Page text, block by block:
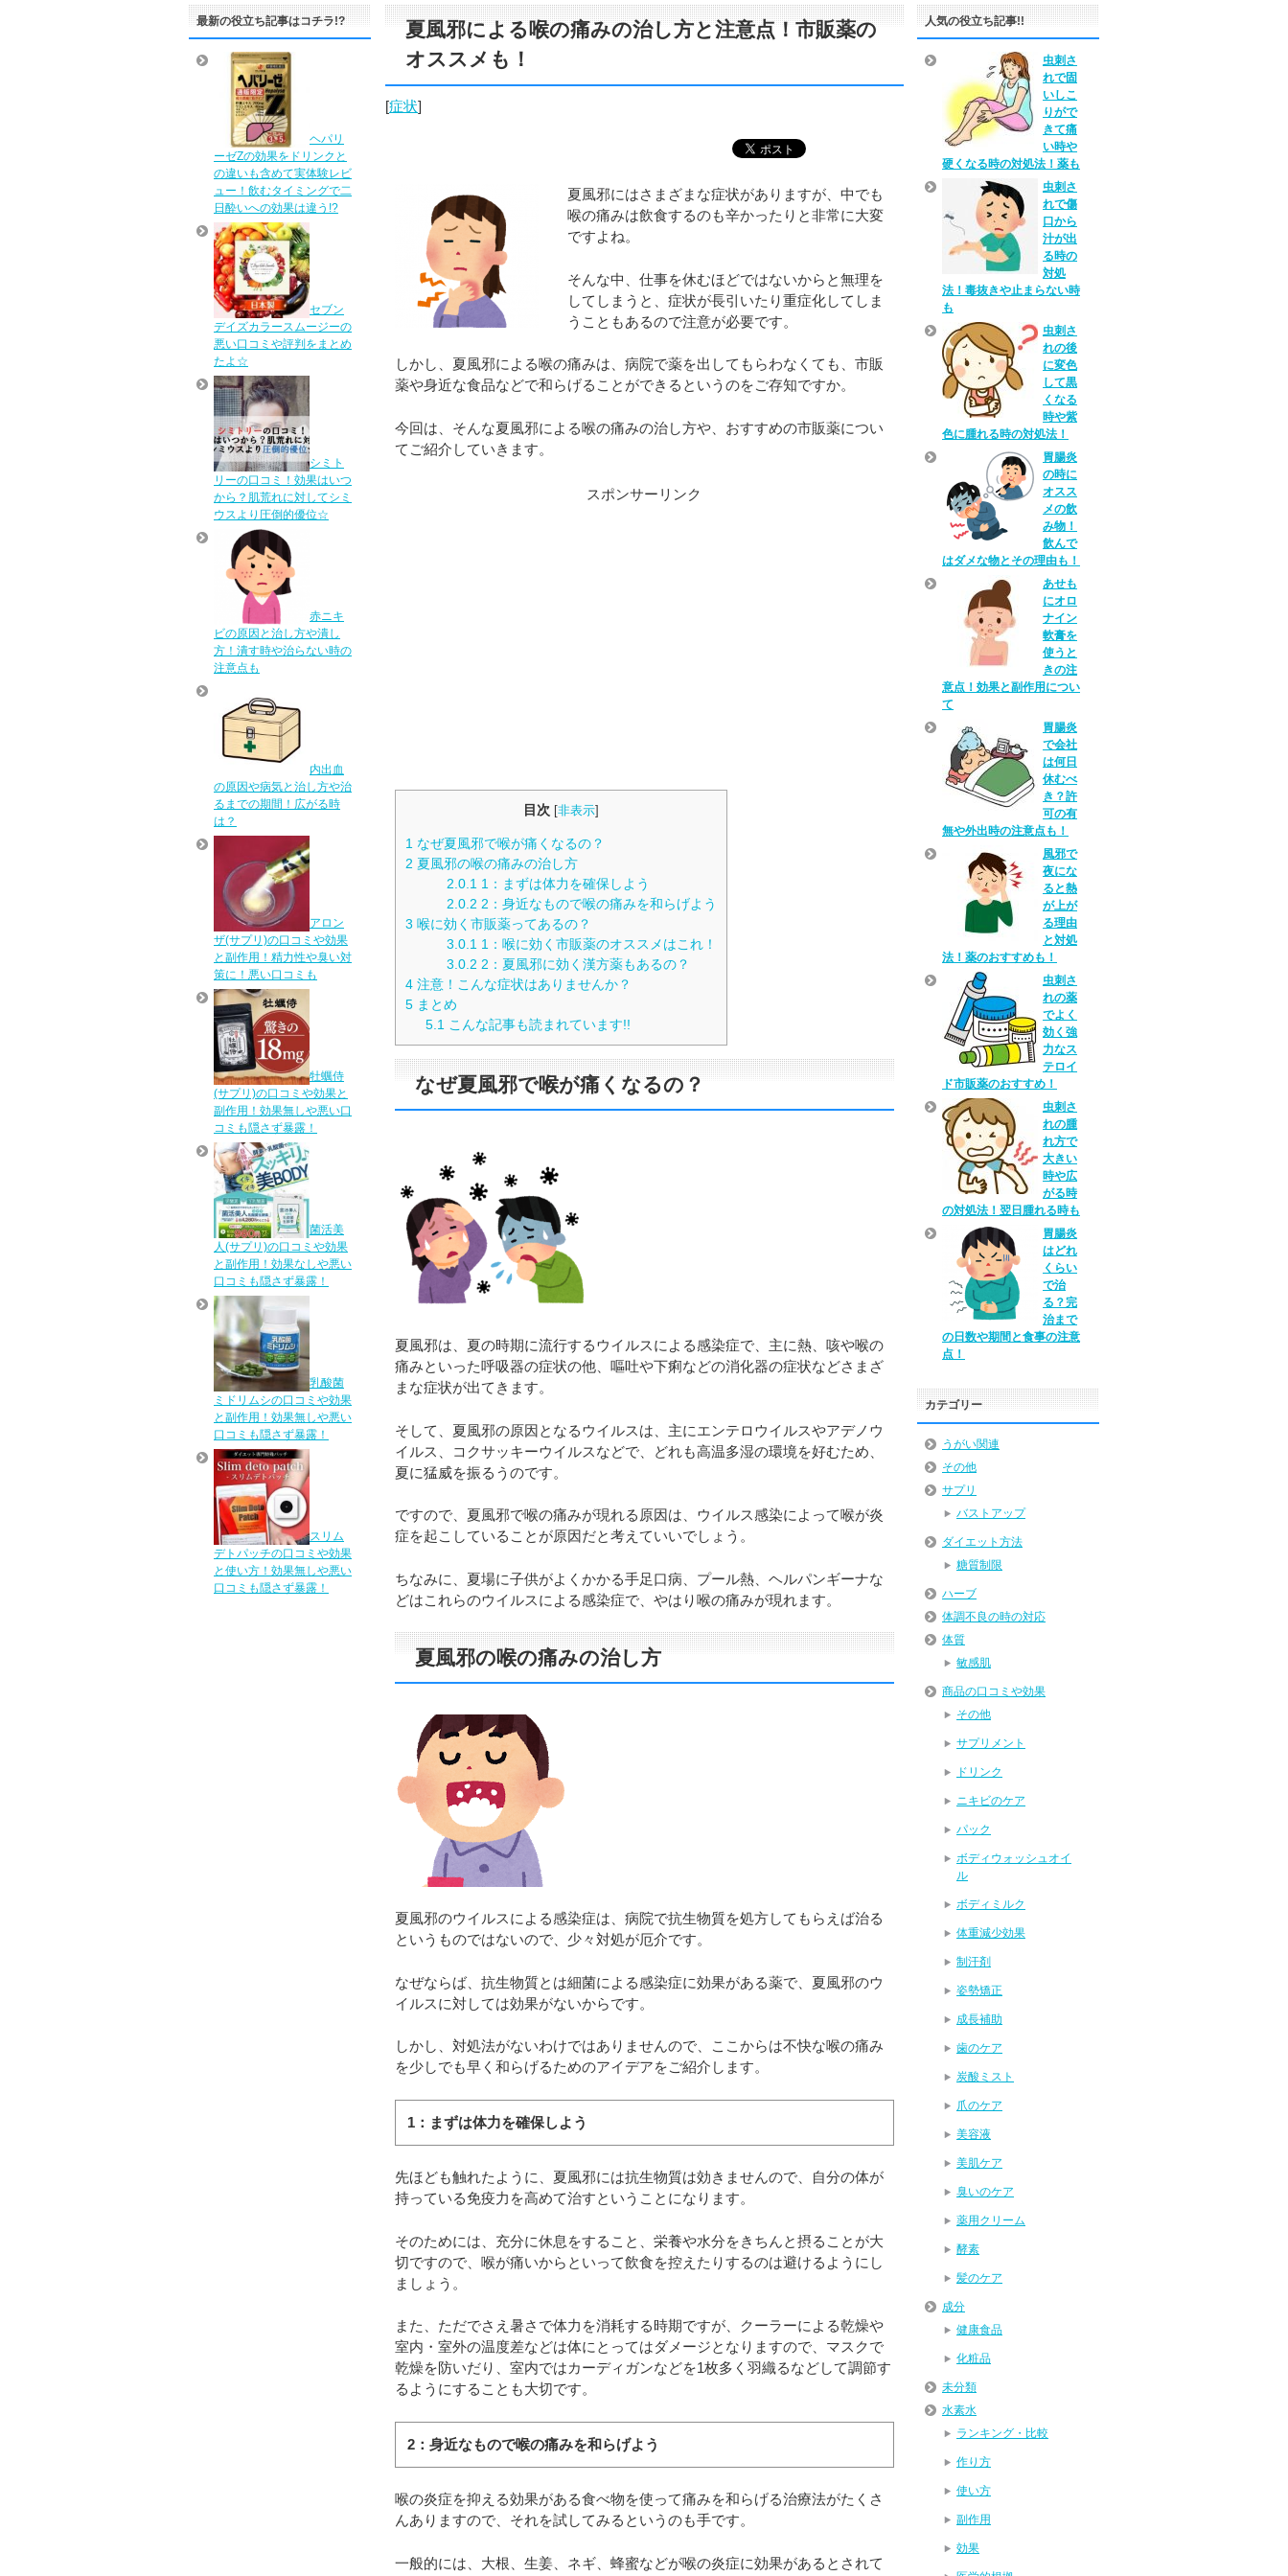
夏風邪による喉の痛みの治し方と注意点！市販薬の
オススメも！
[症状]
夏風邪にはさまざまな症状がありますが、中でも
喉の痛みは飲食するのも辛かったりと非常に大変
ですよね。
そんな中、仕事を休むほどではないからと無理を
してしまうと、症状が長引いたり重症化してしま
うこともあるので注意が必要です。
しかし、夏風邪による喉の痛みは、病院で薬を出してもらわなくても、市販
薬や身近な食品などで和らげることができるというのをご存知ですか。
今回は、そんな夏風邪による喉の痛みの治し方や、おすすめの市販薬につい
てご紹介していきます。
スポンサーリンク
目次 [非表示]
1 なぜ夏風邪で喉が痛くなるの？
2 夏風邪の喉の痛みの治し方
2.0.11：まずは体力を確保しよう
2.0.2 2：身近なもので喉の痛みを和らげよう
3 喉に効く市販薬ってあるの？
3.0.11：喉に効く市販薬のオススメはこれ！
3.0.2 2：夏風邪に効く漢方薬もあるの？
4 注意！こんな症状はありませんか？
5 まとめ
5.1 こんな記事も読まれています!!
なぜ夏風邪で喉が痛くなるの？
夏風邪は、夏の時期に流行するウイルスによる感染症で、主に熱、咳や喉の
痛みといった呼吸器の症状の他、嘔吐や下痢などの消化器の症状などさまざ
まな症状が出てきます。
そして、夏風邪の原因となるウイルスは、主にエンテロウイルスやアデノウ
イルス、コクサッキーウイルスなどで、どれも高温多湿の環境を好むため、
夏に猛威を振るうのです。
ですので、夏風邪で喉の痛みが現れる原因は、ウイルス感染によって喉が炎
症を起こしていることが原因だと考えていいでしょう。
ちなみに、夏場に子供がよくかかる手足口病、プール熱、ヘルパンギーナな
どはこれらのウイルスによる感染症で、やはり喉の痛みが現れます。
夏風邪の喉の痛みの治し方
夏風邪のウイルスによる感染症は、病院で抗生物質を処方してもらえば治る
というものではないので、少々対処が厄介です。
なぜならば、抗生物質とは細菌による感染症に効果がある薬で、夏風邪のウ
イルスに対しては効果がないからです。
しかし、対処法がないわけではありませんので、ここからは不快な喉の痛み
を少しでも早く和らげるためのアイデアをご紹介します。
1：まずは体力を確保しよう
先ほども触れたように、夏風邪には抗生物質は効きませんので、自分の体が
持っている免疫力を高めて治すということになります。
そのためには、充分に休息をすること、栄養や水分をきちんと摂ることが大
切ですので、喉が痛いからといって飲食を控えたりするのは避けるようにし
ましょう。
また、ただでさえ暑さで体力を消耗する時期ですが、クーラーによる乾燥や
室内・室外の温度差などは体にとってはダメージとなりますので、マスクで
乾燥を防いだり、室内ではカーディガンなどを1枚多く羽織るなどして調節す
るようにすることも大切です。
2：身近なもので喉の痛みを和らげよう
喉の炎症を抑える効果がある食べ物を使って痛みを和らげる治療法がたくさ
んありますので、それを試してみるというのも手です。
一般的には、大根、生姜、ネギ、蜂蜜などが喉の炎症に効果があるとされて
最新の役立ち記事はコチラ!?
ヘパリ
ーゼZの効果をドリンクと
の違いも含めて実体験レビ
ュー！飲むタイミングで二
日酔いへの効果は違う!?
セブン
デイズカラースムージーの
悪い口コミや評判をまとめ
たよ☆
シミト
リーの口コミ！効果はいつ
から？肌荒れに対してシミ
ウスより圧倒的優位☆
赤ニキ
ビの原因と治し方や潰し
方！潰す時や治らない時の
注意点も
内出血
の原因や病気と治し方や治
るまでの期間！広がる時
は？
アロン
ザ(サプリ)の口コミや効果
と副作用！精力性や臭い対
策に！悪い口コミも
牡蠣侍
(サプリ)の口コミや効果と
副作用！効果無しや悪い口
コミも隠さず暴露！
菌活美
人(サプリ)の口コミや効果
と副作用！効果なしや悪い
口コミも隠さず暴露！
乳酸菌
ミドリムシの口コミや効果
と副作用！効果無しや悪い
口コミも隠さず暴露！
スリム
デトパッチの口コミや効果
と使い方！効果無しや悪い
口コミも隠さず暴露！
人気の役立ち記事!!
虫刺さ
れで固
いしこ
りがで
きて痛
い時や
硬くなる時の対処法！薬も
虫刺さ
れで傷
口から
汁が出
る時の
対処
法！毒抜きや止まらない時
も
虫刺さ
れの後
に変色
して黒
くなる
時や紫
色に腫れる時の対処法！
胃腸炎
の時に
オスス
メの飲
み物！
飲んで
はダメな物とその理由も！
あせも
にオロ
ナイン
軟膏を
使うと
きの注
意点！効果と副作用につい
て
胃腸炎
で会社
は何日
休むべ
き？許
可の有
無や外出時の注意点も！
風邪で
夜にな
ると熱
が上が
る理由
と対処
法！薬のおすすめも！
虫刺さ
れの薬
でよく
効く強
力なス
テロイ
ド市販薬のおすすめ！
虫刺さ
れの腫
れ方で
大きい
時や広
がる時
の対処法！翌日腫れる時も
胃腸炎
はどれ
くらい
で治
る？完
治まで
の日数や期間と食事の注意
点！
カテゴリー
うがい関連
その他
サプリ
バストアップ
ダイエット方法
糖質制限
ハーブ
体調不良の時の対応
体質
敏感肌
商品の口コミや効果
その他
サプリメント
ドリンク
ニキビのケア
パック
ボディウォッシュオイ
ル
ボディミルク
体重減少効果
制汗剤
姿勢矯正
成長補助
歯のケア
炭酸ミスト
爪のケア
美容液
美肌ケア
臭いのケア
薬用クリーム
酵素
髪のケア
成分
健康食品
化粧品
未分類
水素水
ランキング・比較
作り方
使い方
副作用
効果